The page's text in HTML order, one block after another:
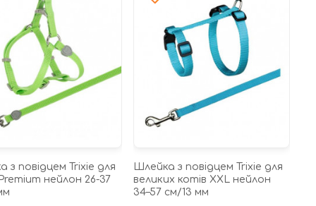
з повідцем Trixie для
нейлон 26-37
Шлейка з повідцем Trixie для
великих котів XXL нейлон
34–57 см/13 мм